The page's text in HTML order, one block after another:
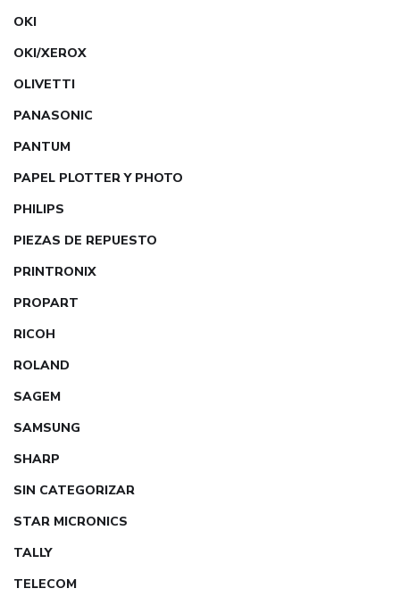
OKI
OKI/XEROX
OLIVETTI
PANASONIC
PANTUM
PAPEL PLOTTER Y PHOTO
PHILIPS
PIEZAS DE REPUESTO
PRINTRONIX
PROPART
RICOH
ROLAND
SAGEM
SAMSUNG
SHARP
SIN CATEGORIZAR
STAR MICRONICS
TALLY
TELECOM